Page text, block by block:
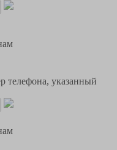
телефона, указанный